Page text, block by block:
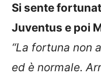
Si sente
Juventus e poi
“La fortuna non
ed è normale.